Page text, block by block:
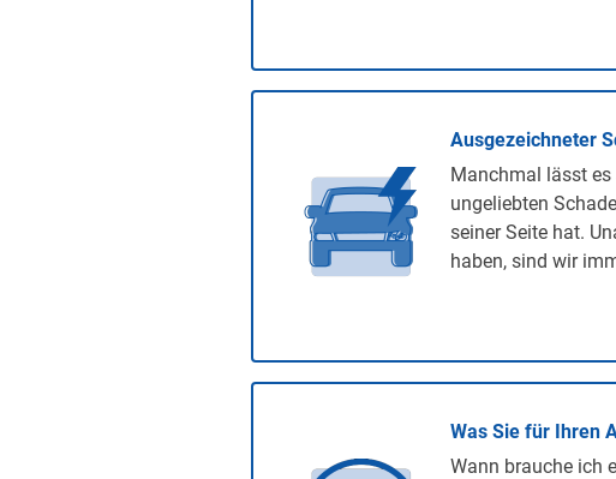
Ausgezeichneter
Manchmal lässt
ungeliebten
seiner Seite hat.
haben, sind wir
Was Sie für Ihren
Wann brauche ich